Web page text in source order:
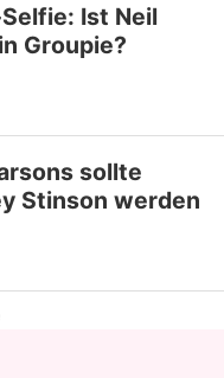
Ist Neil
Groupie?
sollte
Stinson werden